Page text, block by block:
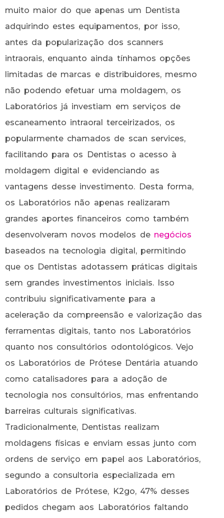
muito maior do que apenas um Dentista
adquirindo estes equipamentos, por isso,
antes da popularização dos scanners
intraorais, enquanto ainda tínhamos opções
limitadas de marcas e distribuidores, mesmo
não podendo efetuar uma moldagem, os
Laboratórios já investiam em serviços de
escaneamento intraoral terceirizados, os
popularmente chamados de scan services,
facilitando para os Dentistas o acesso à
moldagem digital e evidenciando as
vantagens desse investimento. Desta forma,
os Laboratórios não apenas realizaram
grandes aportes financeiros como também
desenvolveram novos modelos de negócios
baseados na tecnologia digital, permitindo
que os Dentistas adotassem práticas digitais
sem grandes investimentos iniciais. Isso
contribuiu significativamente para a
aceleração da compreensão e valorização das
ferramentas digitais, tanto nos Laboratórios
quanto nos consultórios odontológicos. Vejo
os Laboratórios de Prótese Dentária atuando
como catalisadores para a adoção de
tecnologia nos consultórios, mas enfrentando
barreiras culturais significativas.
Tradicionalmente, Dentistas realizam
moldagens físicas e enviam essas junto com
ordens de serviço em papel aos Laboratórios,
segundo a consultoria especializada em
Laboratórios de Prótese, K2go, 47% desses
pedidos chegam aos Laboratórios faltando